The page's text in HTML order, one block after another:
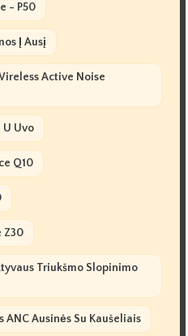
- P50
Į Ausį
Active Noise
U Uvo
Q10
Z30
Triukšmo Slopinimo
ANC Ausinės Su Kaušeliais